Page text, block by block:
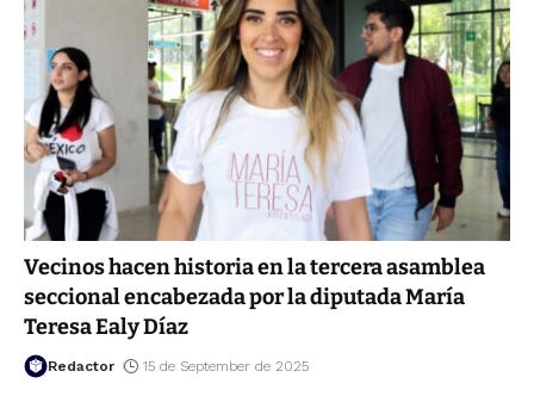
Vecinos hacen historia en la tercera asamblea
seccional encabezada por la diputada María
Teresa Ealy Díaz
Redactor 15 de September de 2025